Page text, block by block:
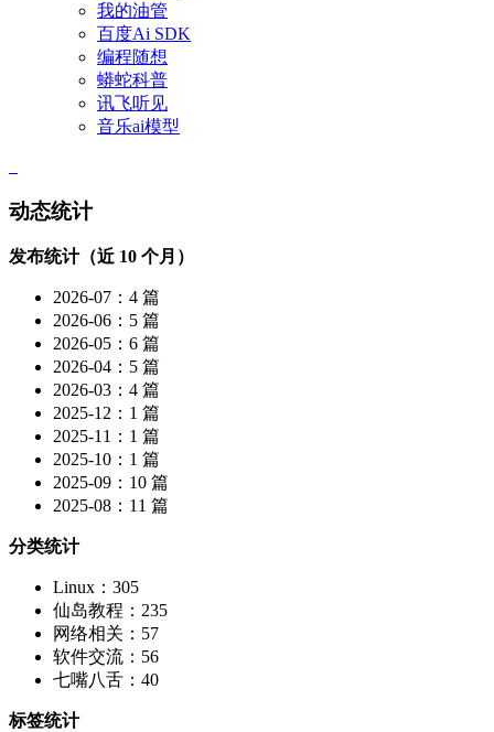
我的油管
百度Ai SDK
编程随想
蟒蛇科普
讯飞听见
音乐ai模型
动态统计
发布统计（近 10 个月）
2026-07：4 篇
2026-06：5 篇
2026-05：6 篇
2026-04：5 篇
2026-03：4 篇
2025-12：1 篇
2025-11：1 篇
2025-10：1 篇
2025-09：10 篇
2025-08：11 篇
分类统计
Linux：305
仙岛教程：235
网络相关：57
软件交流：56
七嘴八舌：40
标签统计